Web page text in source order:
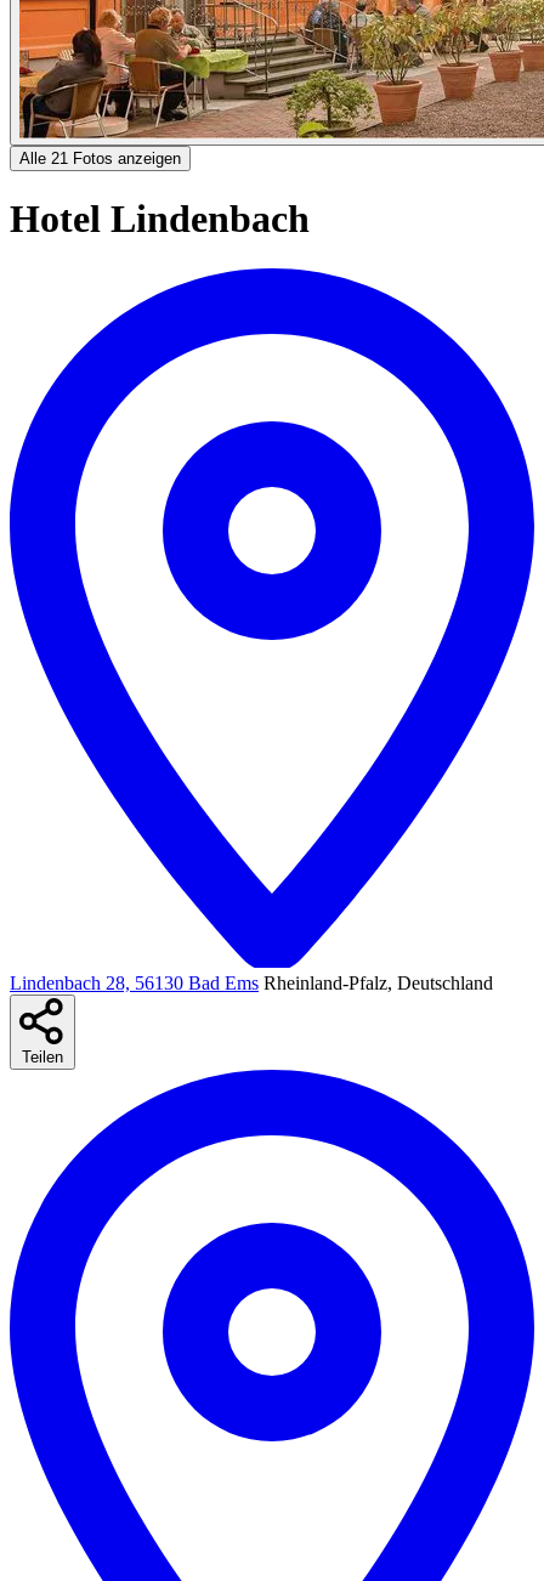
Alle 21 Fotos anzeigen
Hotel Lindenbach
Lindenbach 28, 56130 Bad Ems Rheinland-Pfalz, Deutschland
Teilen